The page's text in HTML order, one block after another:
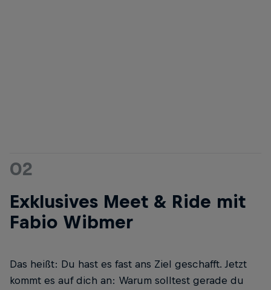
02
Exklusives Meet & Ride mit
Fabio Wibmer
Das heißt: Du hast es fast ans Ziel geschafft. Jetzt
kommt es auf dich an: Warum solltest gerade du